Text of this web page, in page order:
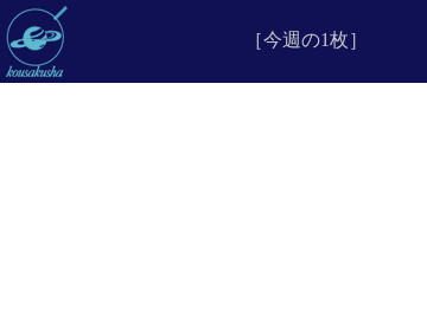
［今週の1枚］